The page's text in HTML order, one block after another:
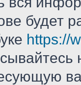
будет
https://